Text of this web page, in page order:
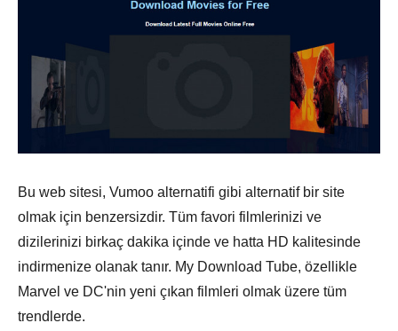
Bu web sitesi, Vumoo alternatifi gibi alternatif bir site
olmak için benzersizdir. Tüm favori filmlerinizi ve
dizilerinizi birkaç dakika içinde ve hatta HD kalitesinde
indirmenize olanak tanır. My Download Tube, özellikle
Marvel ve DC'nin yeni çıkan filmleri olmak üzere tüm
trendlerde.